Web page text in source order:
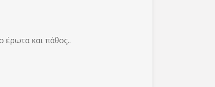
έρωτα και πάθος..